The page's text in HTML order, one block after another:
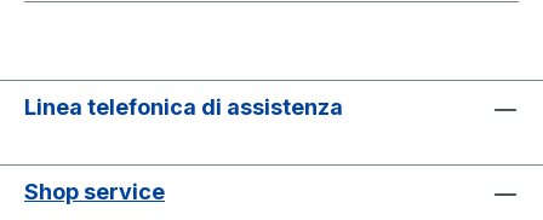
Linea telefonica di assistenza
Shop service